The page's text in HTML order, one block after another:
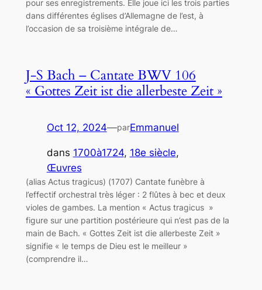
pour ses enregistrements. Elle joue ici les trois parties
dans différentes églises d’Allemagne de l’est, à
l’occasion de sa troisième intégrale de…
J-S Bach – Cantate BWV 106
« Gottes Zeit ist die allerbeste Zeit »
Oct 12, 2024—parEmmanuel
dans 1700à1724, 18e siècle
Œuvres
(alias Actus tragicus) (1707) Cantate funèbre à
l’effectif orchestral très léger : 2 flûtes à bec et deux
violes de gambes. La mention « Actus tragicus »
figure sur une partition postérieure qui n’est pas de la
main de Bach. « Gottes Zeit ist die allerbeste Zeit »
signifie « le temps de Dieu est le meilleur »
(comprendre il…